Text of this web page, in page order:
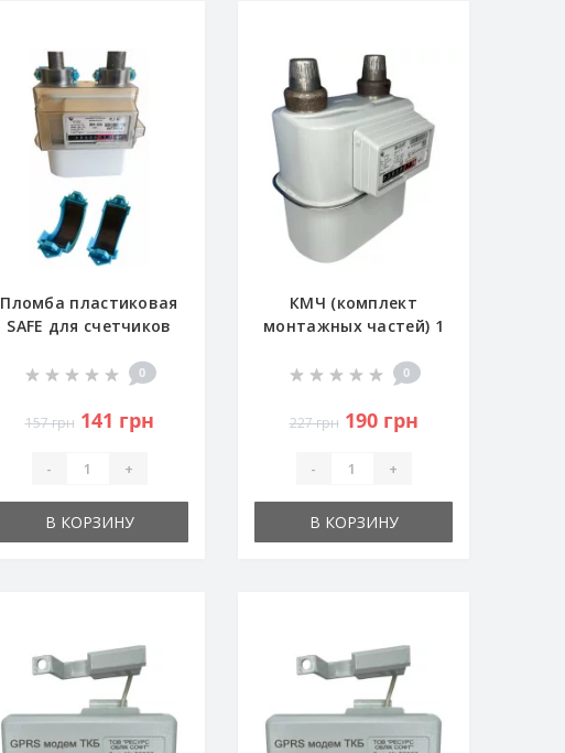
Пломба пластиковая
SAFE для счетчиков
0
157 грн 141 грн
- +
В КОРЗИНУ
КМЧ (комплект
монтажных частей) 1
0
227 грн 190 грн
- +
В КОРЗИНУ